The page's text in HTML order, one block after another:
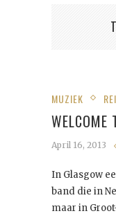
MUZIEK
WELCOME
April 16, 2013
In Glasgow
band die in
maar in